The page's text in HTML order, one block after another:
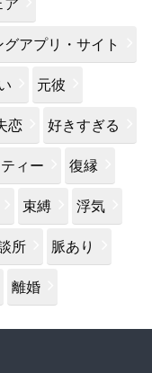
アプリ・サイト
元彼
恋 好きすぎる
ィー 復縁
束縛 浮気
所 脈あり
離婚